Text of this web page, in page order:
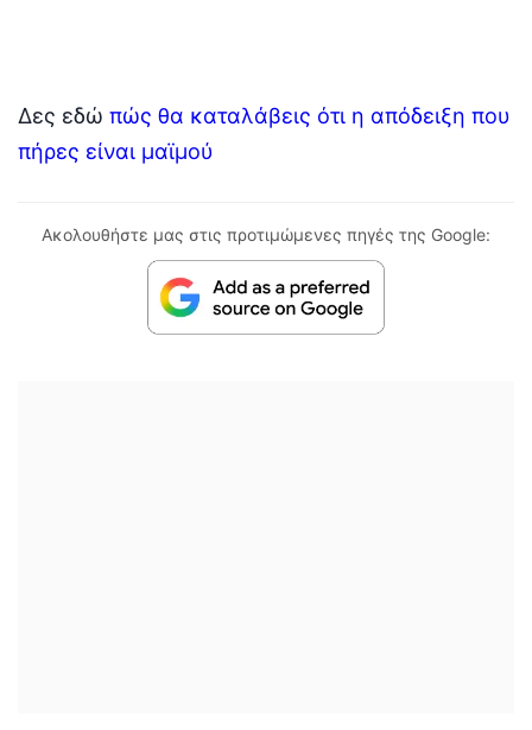
Δες εδώ πώς θα καταλάβεις ότι η απόδειξη που
πήρες είναι μαϊμού
Ακολουθήστε μας στις προτιμώμενες πηγές της Google: